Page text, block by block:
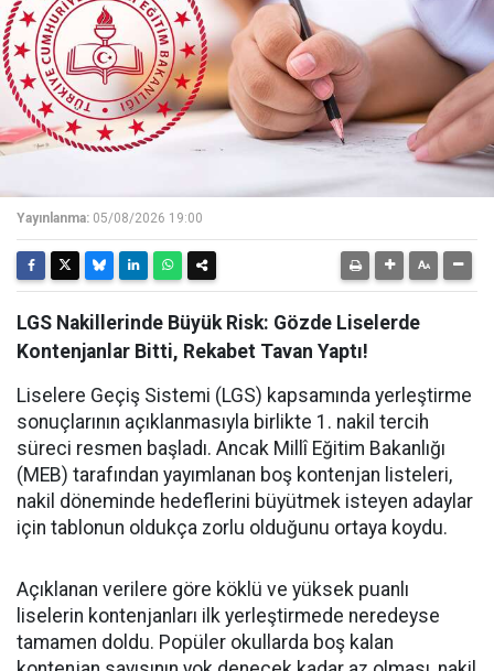
Yayınlanma: 05/08/2026 19:00
LGS Nakillerinde Büyük Risk: Gözde Liselerde
Kontenjanlar Bitti, Rekabet Tavan Yaptı!
Liselere Geçiş Sistemi (LGS) kapsamında yerleştirme
sonuçlarının açıklanmasıyla birlikte 1. nakil tercih
süreci resmen başladı. Ancak Millî Eğitim Bakanlığı
(MEB) tarafından yayımlanan boş kontenjan listeleri,
nakil döneminde hedeflerini büyütmek isteyen adaylar
için tablonun oldukça zorlu olduğunu ortaya koydu.
Açıklanan verilere göre köklü ve yüksek puanlı
liselerin kontenjanları ilk yerleştirmede neredeyse
tamamen doldu. Popüler okullarda boş kalan